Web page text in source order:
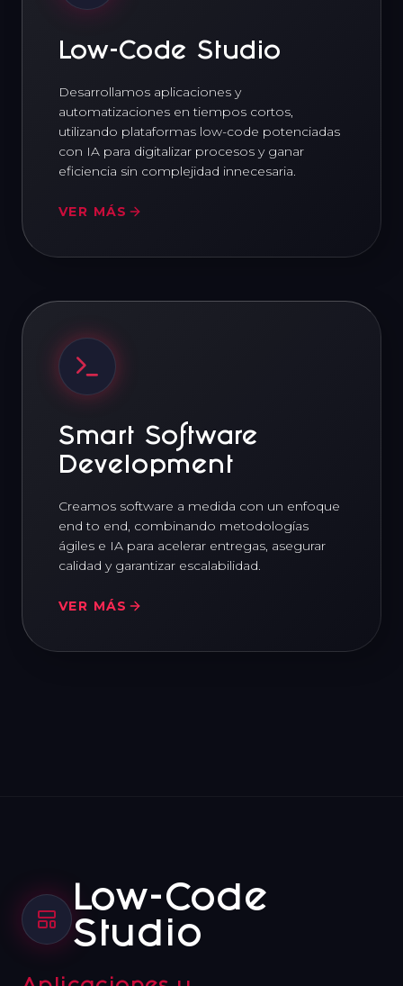
Low-Code Studio
Desarrollamos aplicaciones y
automatizaciones en tiempos cortos,
utilizando plataformas low-code potenciadas
con IA para digitalizar procesos y ganar
eficiencia sin complejidad innecesaria.
VER MÁS
Smart Software
Development
Creamos software a medida con un enfoque
end to end, combinando metodologías
ágiles e IA para acelerar entregas, asegurar
calidad y garantizar escalabilidad.
VER MÁS
Low-Code
Studio